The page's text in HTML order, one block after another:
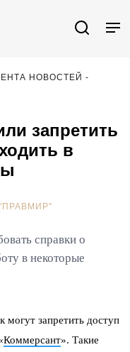
НОВОСТЕЙ -
запретить
в
справки о
в некоторые
запретить доступ
Коммерсант». Такие